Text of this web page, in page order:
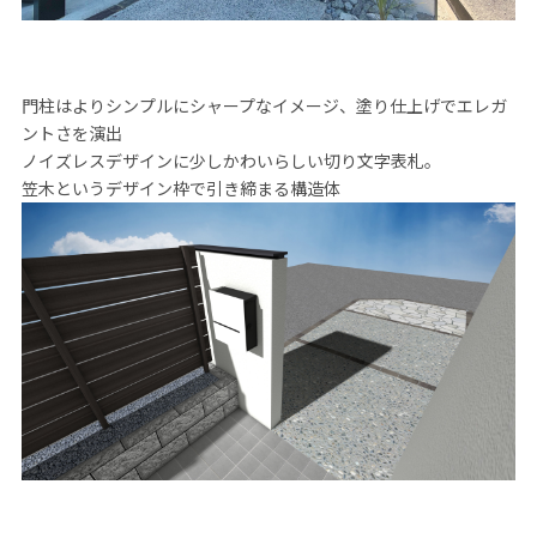
門柱はよりシンプルにシャープなイメージ、塗り仕上げでエレガ
ントさを演出
ノイズレスデザインに少しかわいらしい切り文字表札。
笠木というデザイン枠で引き締まる構造体